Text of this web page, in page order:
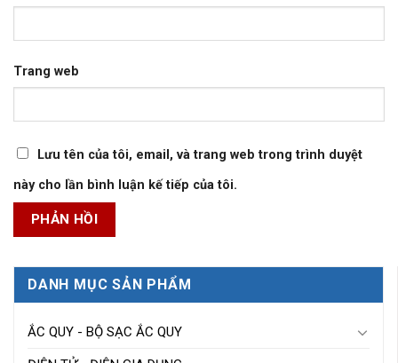
DANH MỤC SẢN PHẨM
ẮC QUY - BỘ SẠC ẮC QUY
Trang web
Lưu tên của tôi, email, và trang web trong trình duyệt
này cho lần bình luận kế tiếp của tôi.